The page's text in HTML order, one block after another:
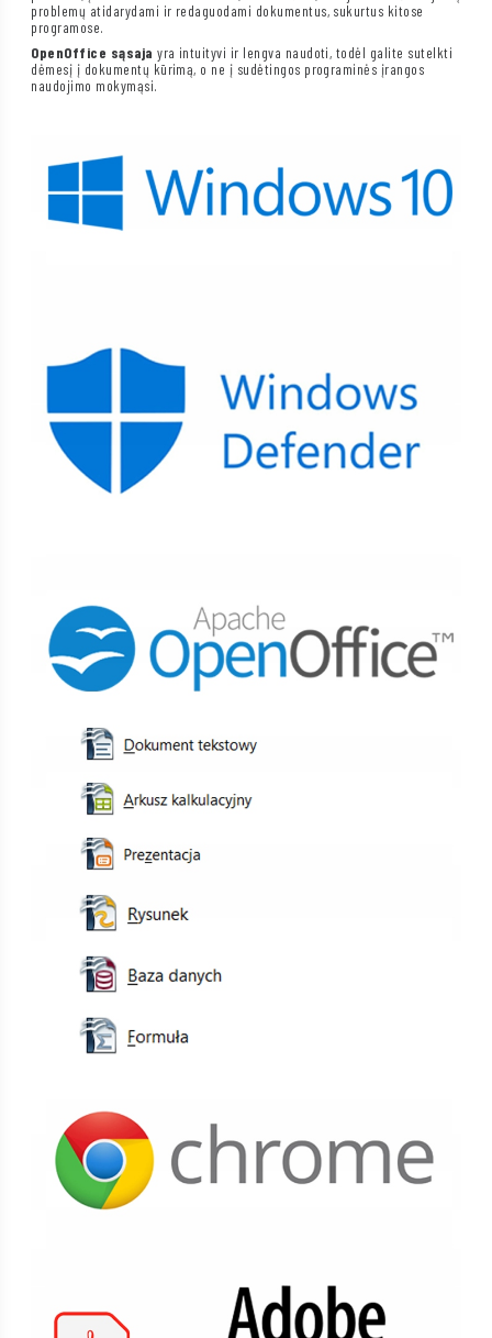
problemų atidarydami ir redaguodami dokumentus, sukurtus kitose
programose.
OpenOffice sąsaja yra intuityvi ir lengva naudoti, todėl galite sutelkti
dėmesį į dokumentų kūrimą, o ne į sudėtingos programinės įrangos
naudojimo mokymąsi.